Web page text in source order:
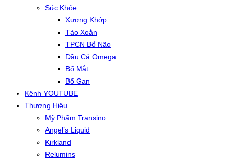
Sức Khỏe
Xương Khớp
Tảo Xoắn
TPCN Bổ Não
Dầu Cá Omega
Bổ Mắt
Bổ Gan
Kênh YOUTUBE
Thương Hiệu
Mỹ Phẩm Transino
Angel’s Liquid
Kirkland
Relumins